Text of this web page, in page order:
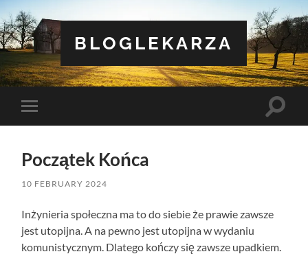
BLOGLEKARZA
Toggle
mobile
Toggle
Początek Końca
10 FEBRUARY 2024
Inżynieria społeczna ma to do siebie że prawie zawsze
jest utopijna. A na pewno jest utopijna w wydaniu
komunistycznym. Dlatego kończy się zawsze upadkiem.